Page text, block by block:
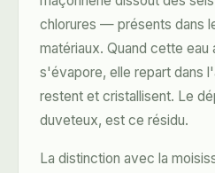
chlorures — présents dans
matériaux. Quand cette
s'évapore, elle repart dans
restent et cristallisent. Le
duveteux, est ce résidu.
La distinction avec la